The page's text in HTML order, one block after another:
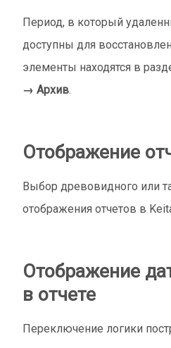
Период, в который
доступны для
элементы находятся в
→ Архив.
Отображение
Выбор древовидного или
отображения отчетов в
Отображение
в отчете
Переключение логики